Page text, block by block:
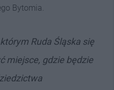
Bytomia.
Ruda Śląska się
miejsce, gdzie będzie